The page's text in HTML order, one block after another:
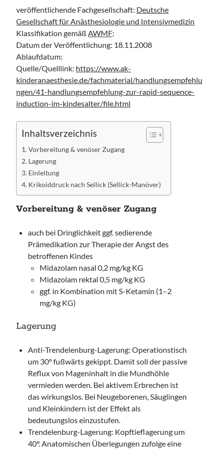
Leitlinie „Bauchschmerz bei Kindern und Jugendlichen – Bildgebende
Leitlinie „Erbrechen im Kindes- und Jugendalter – Bildgebende
Diagnostik“ der GPR
Leitlinie „Kopfschmerzen bei Kindern und Jugendlichen – Bildgebende
Diagnostik“ der GPR
veröffentlichende Fachgesellschaft: Deutsche
Gesellschaft für Anästhesiologie und Intensivmedizin
Klassifikation gemäßAWMF:
Datum der Veröffentlichung: 18.11.2008
Ablaufdatum:
Quelle/Quelllink: https://www.ak-
kinderanaesthesie.de/fachmaterial/handlungsempfehlu
ngen/41-handlungsempfehlung-zur-rapid-sequence-
induction-im-kindesalter/file.html
Inhaltsverzeichnis
Vorbereitung & venöser Zugang
Lagerung
Einleitung
Krikoiddruck nach Sellick (Sellick-Manöver)
Vorbereitung & venöser Zugang
auch bei Dringlichkeit ggf. sedierende
Prämedikation zur Therapie der Angst des
betroffenen Kindes
Midazolam nasal 0,2 mg/kg KG
Midazolam rektal 0,5 mg/kg KG
ggf. in Kombination mit S-Ketamin (1–2
mg/kg KG)
Lagerung
Anti-Trendelenburg-Lagerung: Operationstisch
um 30° fußwärts gekippt. Damit soll der passive
Reflux von Mageninhalt in die Mundhöhle
vermieden werden. Bei aktivem Erbrechen ist
das wirkungslos. Bei Neugeborenen, Säuglingen
und Kleinkindern ist der Effekt als
bedeutungslos einzustufen.
Trendelenburg-Lagerung: Kopftieflagerung um
40°. Anatomischen Überlegungen zufolge eine